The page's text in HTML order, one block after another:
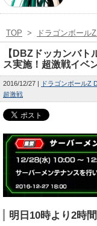
TOP > ドラゴンボール
【DBZドッカンバ
ス実施！超激戦イベ
2016/12/27 ドラゴンボールZ
超激戦
明日10時より2時